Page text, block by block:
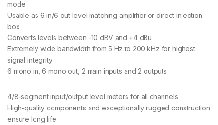
mode
Usable as 6 in/6 out level matching amplifier or direct injection
box
Converts levels between -10 dBV and +4 dBu
Extremely wide bandwidth from 5 Hz to 200 kHz for highest
signal integrity
6 mono in, 6 mono out, 2 main inputs and 2 outputs
4/8-segment input/output level meters for all channels
High-quality components and exceptionally rugged construction
ensure long life